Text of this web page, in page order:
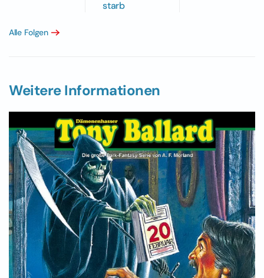
starb
Alle Folgen
Weitere Informationen